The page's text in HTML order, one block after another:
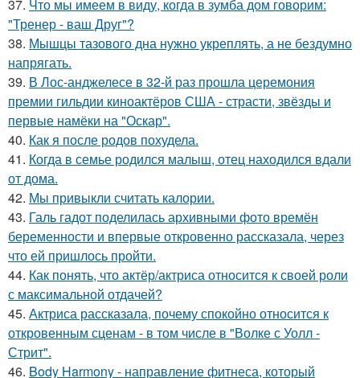
37. Что мы имеем в виду, когда в зумба дом говорим:
"Тренер - ваш Друг"?
38. Мышцы тазового дна нужно укреплять, а не бездумно
напрягать.
39. В Лос-анджелесе в 32-й раз прошла церемония
премии гильдии киноактёров США - страсти, звёзды и
первые намёки на "Оскар".
40. Как я после родов похудела.
41. Когда в семье родился малыш, отец находился вдали
от дома.
42. Мы привыкли считать калории.
43. Галь гадот поделилась архивными фото времён
беременности и впервые откровенно рассказала, через
что ей пришлось пройти.
44. Как понять, что актёр/актриса относится к своей роли
с максимальной отдачей?
45. Актриса рассказала, почему спокойно относится к
откровенным сценам - в том числе в "Волке с Уолл -
Стрит".
46. Body Harmony - направление фитнеса, который